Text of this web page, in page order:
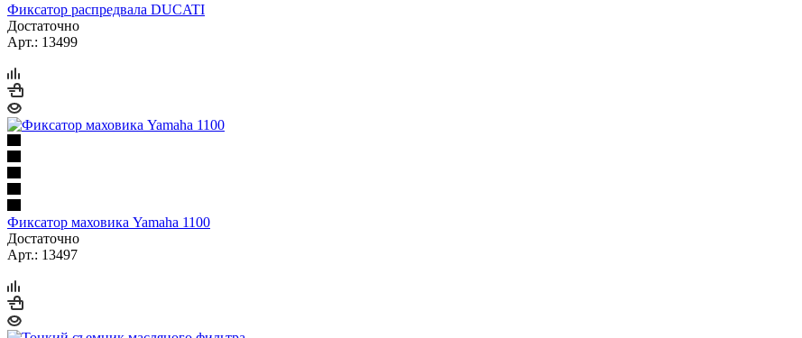
Фиксатор распредвала DUCATI
Достаточно
Арт.: 13499
Фиксатор маховика Yamaha 1100
Достаточно
Арт.: 13497